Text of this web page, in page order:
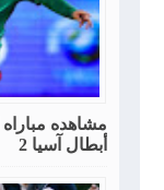
مشاهده
أبطال آسيا 2